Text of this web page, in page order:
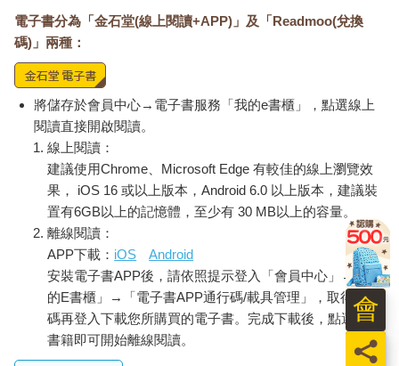
洛杉磯國際機場，二○一九年三月六日
「康斯坦丁．伊格納托夫與鄧肯．亞瑟請到櫃台報到。」機場的
廣播系統傳來了這樣的聲音。
康斯坦丁的班機已經誤點了兩個多小時，而這正是他最不樂見的
發展。這幾天可把他給累壞了。連著三天，他都跟負責IT的大個
子南非同事鄧肯．亞瑟，一起被困在飯店會議室裡，共同策畫維
卡幣電商部門的美國擴張大計。唯一可堪告慰的是，他很快就能
舒舒服服地坐進商務艙，在史蒂芬金小說新作的陪伴下踏上歸
途，回到保加利亞。
他被警告過好幾次，赴美是在冒不必要的風險。但來自神祕高層
的「消息來源」，安全顧問法蘭克向康斯坦丁保證，他不在國際
刑警的任何一張逮捕名單上。一開始，康斯坦丁有點驚訝於他竟
真的能進入美國。兩週前在美國一落地，他對問東問西的邊境官
員表示，他來美的目的是要跟綜合格鬥的選手一起訓練。憑藉一
身肌肉的骨架跟渾身上下的刺青，三十三歲的他看起來確實有那
麼回事。也許那就是他們讓他入境的原因。
「商務艙要開始登機了嗎？」康斯坦丁來到出境大門後問起了土
耳其航空的空服員。他又喜形於色了。能早一步登機是幹他這種
電子書分為「金石堂(線上閱讀+APP)」及「Readmoo(兌換
碼)」兩種：
將儲存於會員中心→電子書服務「我的e書櫃」，點選線上
閱讀直接開啟閱讀。
線上閱讀：
建議使用Chrome、Microsoft Edge 有較佳的線上瀏覽效
果， iOS 16 或以上版本，Android 6.0 以上版本，建議裝
置有6GB以上的記憶體，至少有 30 MB以上的容量。
離線閱讀：
APP下載： iOS
Android
安裝電子書APP後，請依照提示登入「會員中心」→「我
的E書櫃」→「電子書APP通行碼/載具管理」，取得通行
碼再登入下載您所購買的電子書。完成下載後，點選任一
書籍即可開始離線閱讀。
員
會